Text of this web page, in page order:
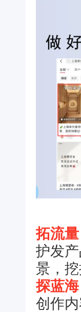
拓流量
护发
景，挖
探蓝海
创作内